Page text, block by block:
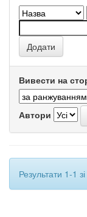
Вивести на
Автори
Результати 1-1